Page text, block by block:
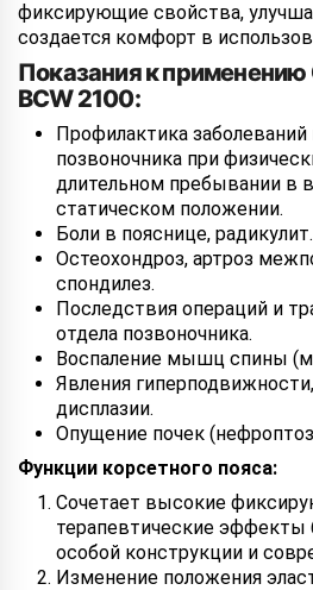
фиксирующие свойства,
создается комфорт в
Показания к
BCW 2100:
Профилактика заболеваний
позвоночника при
длительном пребывании в
статическом положении.
Боли в пояснице, радикулит.
Остеохондроз, артроз
спондилез.
Последствия операций и
отдела позвоночника.
Воспаление мышц спины
Явления
дисплазии.
Опущение почек
Функции корсетного пояса:
Сочетает высокие
терапевтические эффекты
особой конструкции и
Изменение положения